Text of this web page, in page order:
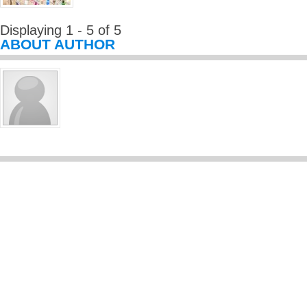
Displaying 1 - 5 of 5
ABOUT AUTHOR